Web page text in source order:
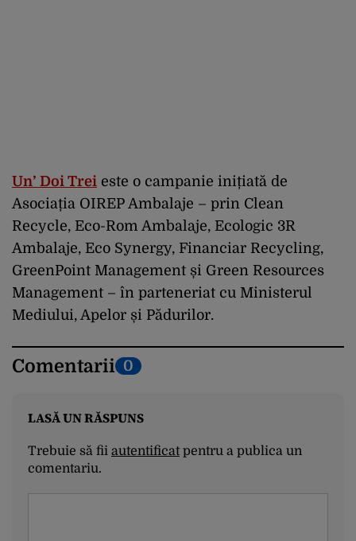
Un’ Doi Trei este o campanie inițiată de
Asociația OIREP Ambalaje – prin Clean
Recycle, Eco-Rom Ambalaje, Ecologic 3R
Ambalaje, Eco Synergy, Financiar Recycling,
GreenPoint Management și Green Resources
Management – în parteneriat cu Ministerul
Mediului, Apelor și Pădurilor.
Comentarii 0
LASĂ UN RĂSPUNS
Trebuie să fii autentificatpentru a publica un
comentariu.